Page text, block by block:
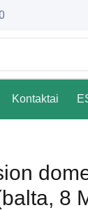
Kontaktai
8